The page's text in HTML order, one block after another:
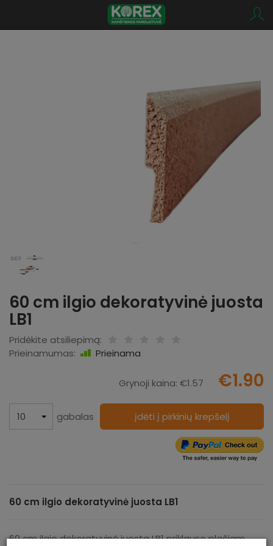
60 cm ilgio dekoratyvinė juosta
LB1
Pridėkite atsiliepimą:
Prieinamumas:
Prieinama
Grynoji kaina: €1.57 €1.90
gabalas įdėti į pirkinių krepšelį
60 cm ilgio dekoratyvinė juosta LB1
60 cm ilgio dekoratyvinė juosta LB1 priklauso plačiam